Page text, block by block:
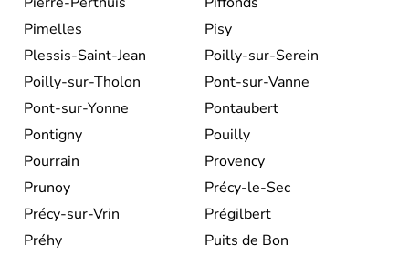
Pimelles
Pisy
Plessis-Saint-Jean
Poilly-sur-Serein
Poilly-sur-Tholon
Pont-sur-Vanne
Pont-sur-Yonne
Pontaubert
Pontigny
Pouilly
Pourrain
Provency
Prunoy
Précy-le-Sec
Précy-sur-Vrin
Prégilbert
Préhy
Puits de Bon